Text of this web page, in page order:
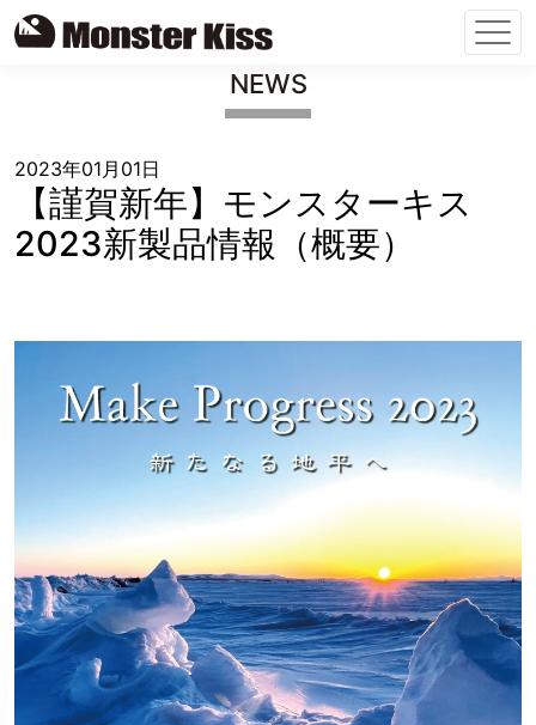
NEWS
2023年01月01日
【謹賀新年】モンスターキス
2023新製品情報（概要）